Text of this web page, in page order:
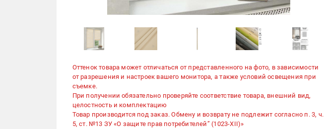
Оттенок товара может отличаться от представленного на фото, в зависимости
от разрешения и настроек вашего монитора, а также условий освещения при
съемке.
При получении обязательно проверяйте соответствие товара, внешний вид,
целостность и комплектацию
Товар производится под заказ. Обмену и возврату не подлежит согласно п. 3, ч.
5, ст. №13 ЗУ «О защите прав потребителей” (1023-XII)»